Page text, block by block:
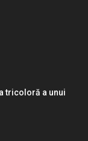
tricoloră a unui